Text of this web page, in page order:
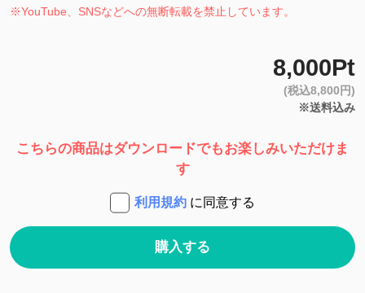
※YouTube、SNSなどへの無断転載を禁止しています。
8,000Pt
(税込8,800円)
※送料込み
こちらの商品はダウンロードでもお楽しみいただけま
す
利用規約 に同意する
購入する